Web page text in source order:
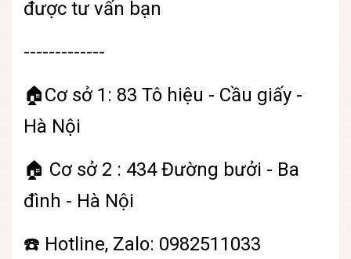
được tư vấn bạn
-------------
🏠Cơ sở 1: 83 Tô hiệu - Cầu giấy -
Hà Nội
🏠 Cơ sở 2 : 434 Đường bưởi - Ba
đình - Hà Nội
☎️ Hotline, Zalo: 0982511033